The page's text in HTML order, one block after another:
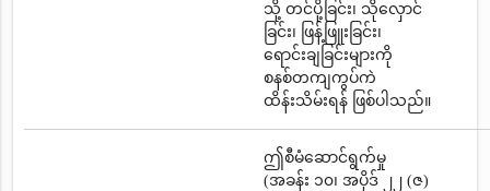
သို့ တင်ပို့ခြင်း၊ သိုလှောင်
ခြင်း၊ ဖြန့်ဖြူးခြင်း၊
ရောင်းချခြင်းများကို
စနစ်တကျကွပ်ကဲ
ထိန်းသိမ်းရန် ဖြစ်ပါသည်။
ဤစီမံဆောင်ရွက်မှု
(အခန်း ၁၀၊ အပိုဒ် ၂၂ (ဇ)